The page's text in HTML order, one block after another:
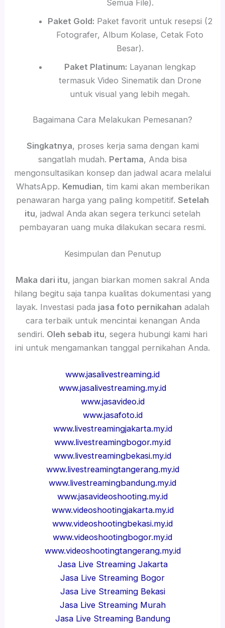
Semua File).
Paket Gold: Paket favorit untuk resepsi (2
Fotografer, Album Kolase, Cetak Foto
Besar).
Paket Platinum: Layanan lengkap
termasuk Video Sinematik dan Drone
untuk visual yang lebih megah.
Bagaimana Cara Melakukan Pemesanan?
Singkatnya, proses kerja sama dengan kami
sangatlah mudah. Pertama, Anda bisa
mengonsultasikan konsep dan jadwal acara melalui
WhatsApp. Kemudian, tim kami akan memberikan
penawaran harga yang paling kompetitif. Setelah
itu, jadwal Anda akan segera terkunci setelah
pembayaran uang muka dilakukan secara resmi.
Kesimpulan dan Penutup
Maka dari itu, jangan biarkan momen sakral Anda
hilang begitu saja tanpa kualitas dokumentasi yang
layak. Investasi pada jasa foto pernikahan adalah
cara terbaik untuk mencintai kenangan Anda
sendiri. Oleh sebab itu, segera hubungi kami hari
ini untuk mengamankan tanggal pernikahan Anda.
www.jasalivestreaming.id
www.jasalivestreaming.my.id
www.jasavideo.id
www.jasafoto.id
www.livestreamingjakarta.my.id
www.livestreamingbogor.my.id
www.livestreamingbekasi.my.id
www.livestreamingtangerang.my.id
www.livestreamingbandung.my.id
www.jasavideoshooting.my.id
www.videoshootingjakarta.my.id
www.videoshootingbekasi.my.id
www.videoshootingbogor.my.id
www.videoshootingtangerang.my.id
Jasa Live Streaming Jakarta
Jasa Live Streaming Bogor
Jasa Live Streaming Bekasi
Jasa Live Streaming Murah
Jasa Live Streaming Bandung